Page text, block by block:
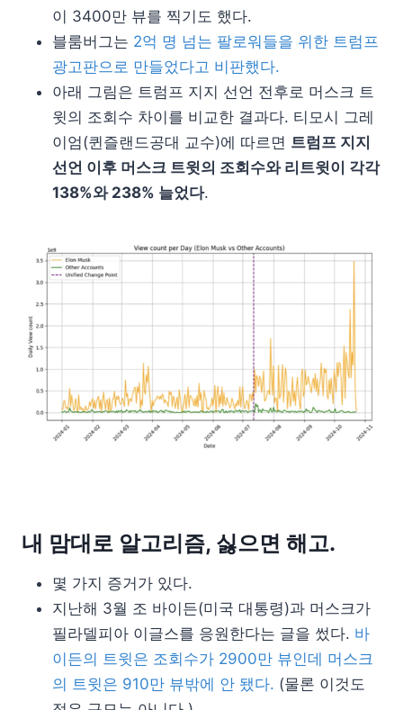
이 3400만 뷰를 찍기도 했다.
블룸버그는 2억 명 넘는 팔로워들을 위한 트럼프
광고판으로 만들었다고 비판했다.
아래 그림은 트럼프 지지 선언 전후로 머스크 트
윗의 조회수 차이를 비교한 결과다. 티모시 그레
이엄(퀸즐랜드공대 교수)에 따르면 트럼프 지지
선언 이후 머스크 트윗의 조회수와 리트윗이 각각
138%와 238% 늘었다.
내 맘대로 알고리즘, 싫으면 해고.
몇 가지 증거가 있다.
지난해 3월 조 바이든(미국 대통령)과 머스크가
필라델피아 이글스를 응원한다는 글을 썼다. 바
이든의 트윗은 조회수가 2900만 뷰인데 머스크
의 트윗은 910만 뷰밖에 안 됐다. (물론 이것도